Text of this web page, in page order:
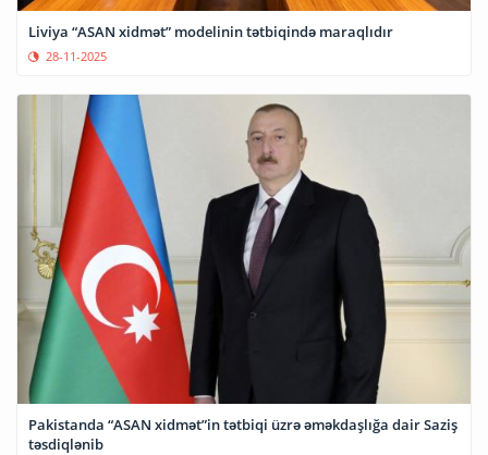
Liviya “ASAN xidmət” modelinin tətbiqində maraqlıdır
28-11-2025
Pakistanda “ASAN xidmət”in tətbiqi üzrə əməkdaşlığa dair Saziş
təsdiqlənib